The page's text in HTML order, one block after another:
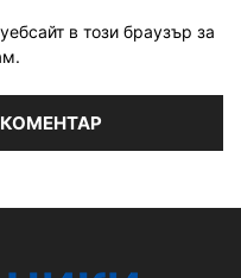
в този браузър за